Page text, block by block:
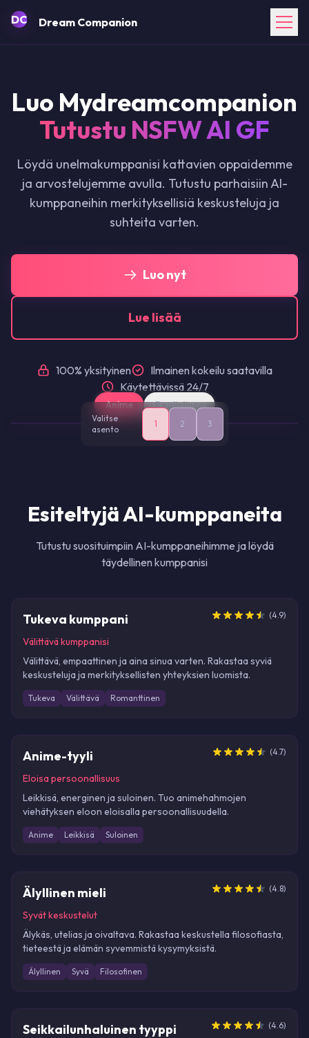
English
Français
Español
Italiano
Nederlands
简体中文
繁體中文
日本語
한국어
Tiếng Việt
Bahasa Melayu
فارسی
DC Dream Companion
Luo Mydreamcompanion
Tutustu NSFW AI GF
Löydä unelmakumppanisi kattavien oppaidemme
ja arvostelujemme avulla. Tutustu parhaisiin AI-
kumppaneihin merkityksellisiä keskusteluja ja
suhteita varten.
Luo nyt
Lue lisää
100% yksityinen
Ilmainen kokeilu saatavilla
Käytettävissä 24/7
Anime Realistinen Anime
Valitse
asento
1 2 3
Esiteltyjä AI-kumppaneita
Tutustu suosituimpiin AI-kumppaneihimme ja löydä
täydellinen kumppanisi
ESITELTY
Tukeva kumppani (4.9)
Välittävä kumppanisi
Välittävä, empaattinen ja aina sinua varten. Rakastaa syviä
keskusteluja ja merkityksellisten yhteyksien luomista.
Tukeva Välittävä Romanttinen
UUSI
Anime-tyyli (4.7)
Eloisa persoonallisuus
Leikkisä, energinen ja suloinen. Tuo animehahmojen
viehätyksen eloon eloisalla persoonallisuudella.
Anime Leikkisä Suloinen
Älyllinen mieli (4.8)
Syvät keskustelut
Älykäs, utelias ja oivaltava. Rakastaa keskustella filosofiasta,
tieteestä ja elämän syvemmistä kysymyksistä.
Älyllinen Syvä Filosofinen
UUSI NEW
Seikkailunhaluinen tyyppi (4.6)